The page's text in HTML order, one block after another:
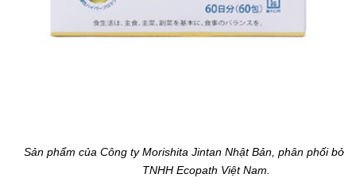
Sản phẩm của Công ty Morishita Jintan Nhật Bản, phân phối bởi
TNHH Ecopath Việt Nam.